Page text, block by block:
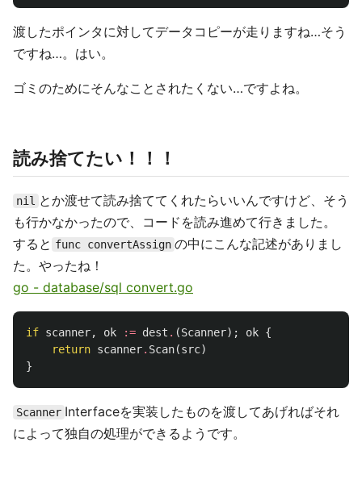
渡したポインタに対してデータコピーが走りますね…そう
ですね…。はい。
ゴミのためにそんなことされたくない…ですよね。
読み捨てたい！！！
nil とか渡せて読み捨ててくれたらいいんですけど、そう
も行かなかったので、コードを読み進めて行きました。
すると func convertAssign の中にこんな記述がありまし
た。やったね！
go - database/sql convert.go
if scanner, ok := dest . (Scanner); ok {
return scanner. Scan(src)
}
Scanner Interfaceを実装したものを渡してあげればそれ
によって独自の処理ができるようです。